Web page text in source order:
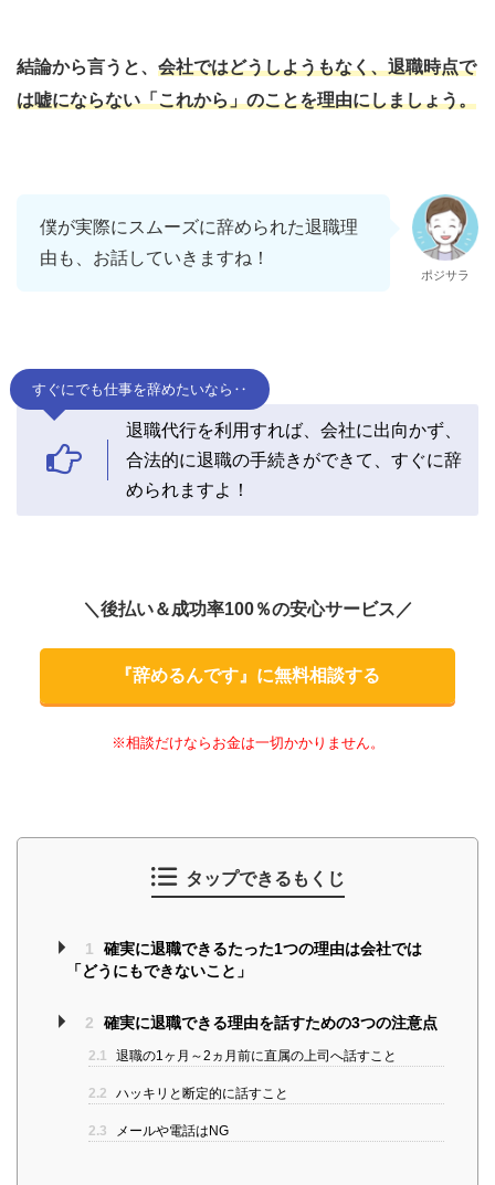
結論から言うと、 会社ではどうしようもなく、退職時点で
は嘘にならない「これから」のことを理由にしましょう。
僕が実際にスムーズに辞められた退職理
由も、お話していきますね！
ポジサラ
すぐにでも仕事を辞めたいなら‥
退職代行を利用すれば、会社に出向かず、
合法的に退職の手続きができて、すぐに辞
められますよ！
＼後払い＆成功率100％の安心サービス／
『辞めるんです』に無料相談する
※相談だけならお金は一切かかりません。
タップできるもくじ
1
確実に退職できるたった1つの理由は会社では
「どうにもできないこと」
2 確実に退職できる理由を話すための3つの注意点
2.1 退職の1ヶ月～2ヵ月前に直属の上司へ話すこと
2.2 ハッキリと断定的に話すこと
2.3 メールや電話はNG